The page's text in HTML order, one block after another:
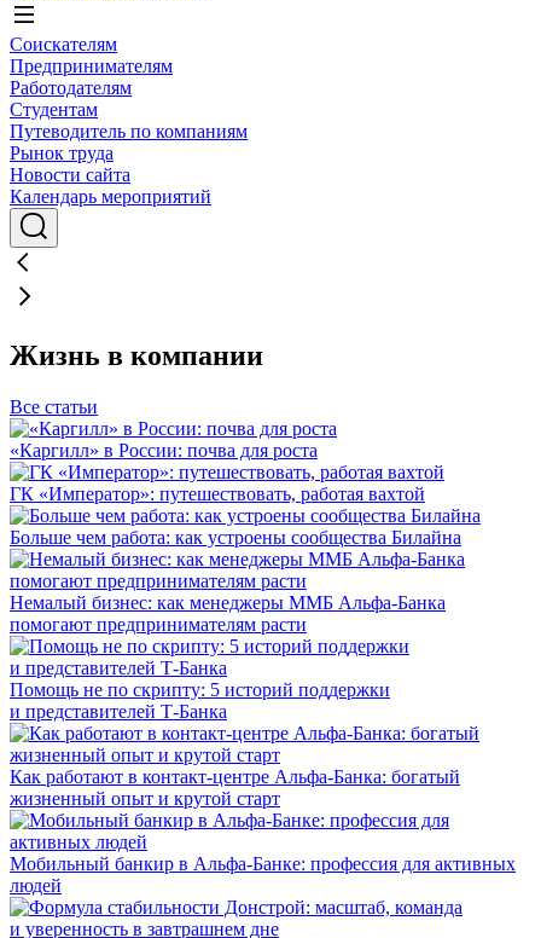
Соискателям
Предпринимателям
Работодателям
Студентам
Путеводитель по компаниям
Рынок труда
Новости сайта
Календарь мероприятий
Жизнь в компании
Все статьи
«Каргилл» в России: почва для роста
ГК «Император»: путешествовать, работая вахтой
Больше чем работа: как устроены сообщества Билайна
Немалый бизнес: как менеджеры ММБ Альфа-Банка
помогают предпринимателям расти
Помощь не по скрипту: 5 историй поддержки
и представителей Т-Банка
Как работают в контакт-центре Альфа-Банка: богатый
жизненный опыт и крутой старт
Мобильный банкир в Альфа-Банке: профессия для активных
людей